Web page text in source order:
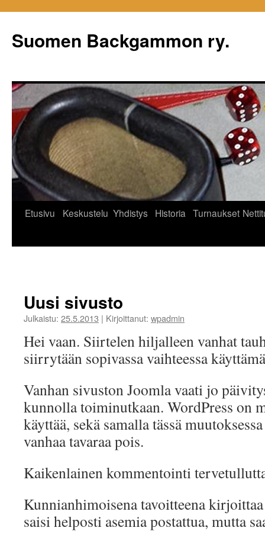
Suomen Backgammon ry.
Etusivu Keskustelu Yhdistys Historia Turnaukset
Uusi sivusto
Julkaistu: 25.5.2013 | Kirjoittanut: wpadmin
Hei vaan. Siirtelen hiljalleen vanhat
siirrytään sopivassa vaihteessa
Vanhan sivuston Joomla vaati jo
kunnolla toiminutkaan. WordPress on
käyttää, sekä samalla tässä
vanhaa tavaraa pois.
Kaikenlainen kommentointi
Kunnianhimoisena tavoitteena
saisi helposti asemia postattua, mutta